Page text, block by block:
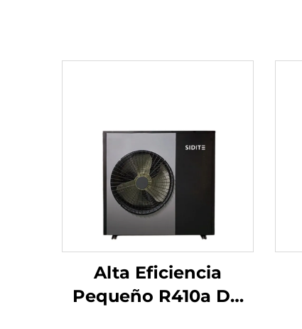
Alta Eficiencia
Pequeño R410a DC